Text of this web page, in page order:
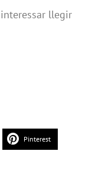
llegir
Pinterest